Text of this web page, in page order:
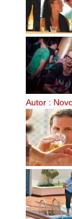
Autor :